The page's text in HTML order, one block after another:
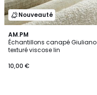
Nouveauté
AM.PM
Échantillons canapé Giuliano
texturé viscose lin
10,00 €